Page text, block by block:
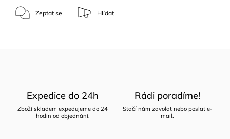
Zeptat se Hlídat
Expedice do 24h
Zboží skladem expedujeme do 24
hodin od objednání.
Rádi poradíme!
Stačí nám zavolat nebo poslat e-
mail.